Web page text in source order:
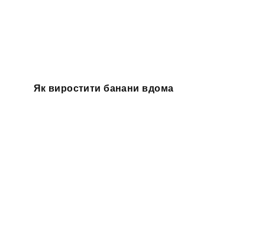
Як виростити банани вдома